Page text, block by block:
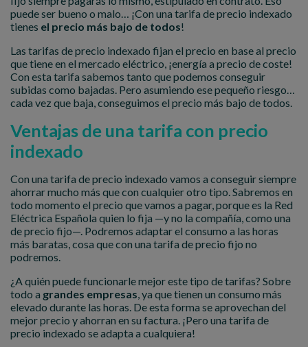
puede ser bueno o malo… ¡Con una tarifa de precio indexado
tienes el precio más bajo de todos!
Las tarifas de precio indexado fijan el precio en base al precio
que tiene en el mercado eléctrico, ¡energía a precio de coste!
Con esta tarifa sabemos tanto que podemos conseguir
subidas como bajadas. Pero asumiendo ese pequeño riesgo…
cada vez que baja, conseguimos el precio más bajo de todos.
Ventajas de una tarifa con precio
indexado
Con una tarifa de precio indexado vamos a conseguir siempre
ahorrar mucho más que con cualquier otro tipo. Sabremos en
todo momento el precio que vamos a pagar, porque es la Red
Eléctrica Española quien lo fija —y no la compañía, como una
de precio fijo—. Podremos adaptar el consumo a las horas
más baratas, cosa que con una tarifa de precio fijo no
podremos.
¿A quién puede funcionarle mejor este tipo de tarifas? Sobre
todo a grandes empresas , ya que tienen un consumo más
elevado durante las horas. De esta forma se aprovechan del
mejor precio y ahorran en su factura. ¡Pero una tarifa de
precio indexado se adapta a cualquiera!